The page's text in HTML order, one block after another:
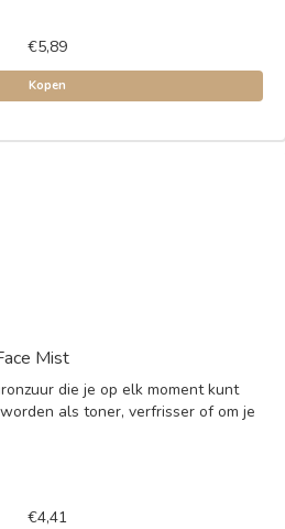
€5,89
Kopen
Mist
die je op elk moment kunt
als toner, verfrisser of om je
€4,41